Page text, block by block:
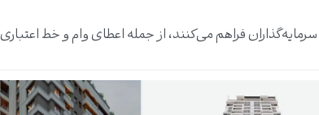
فراهم می‌کنند، از جمله اعطای وام و خط